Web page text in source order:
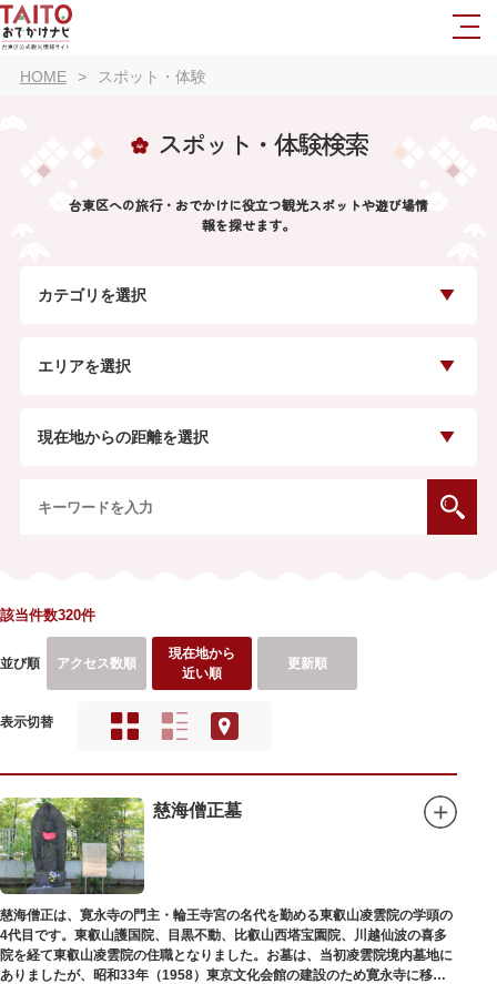
HOME スポット・体験
スポット・体験検索
台東区への旅行・おでかけに役立つ観光スポットや遊び場情
報を探せます。
カテゴリを選択
エリアを選択
現在地からの距離を選択
該当件数320件
並び順 アクセス数順
現在地から
近い順
更新順
表示切替
慈海僧正墓
慈海僧正は、寛永寺の門主・輪王寺宮の名代を勤める東叡山凌雲院の学頭の
4代目です。東叡山護国院、目黒不動、比叡山西塔宝園院、川越仙波の喜多
院を経て東叡山凌雲院の住職となりました。お墓は、当初凌雲院境内墓地に
ありましたが、昭和33年（1958）東京文化会館の建設のため寛永寺に移築